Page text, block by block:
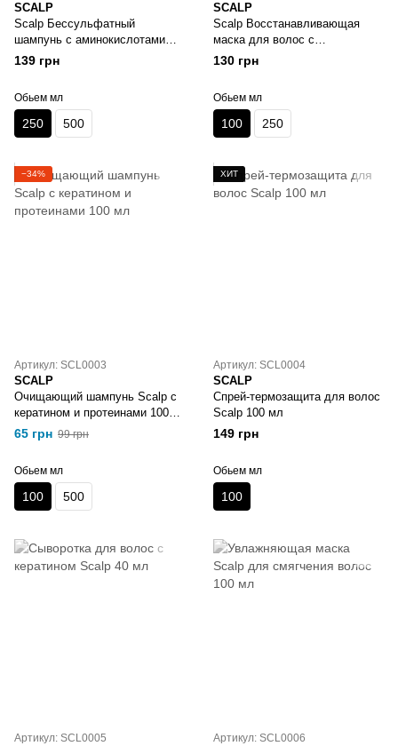
SCALP
Scalp Бессульфатный
шампунь с аминокислотами
250 мл
139 грн
Обьем мл
250 500
SCALP
Scalp Восстанавливающая
маска для волос с
церамидами и пептидами 100
130 грн
Обьем мл
100 250
−34%
Артикул: SCL0003
SCALP
Очищающий шампунь Scalp с
кератином и протеинами 100
мл
65 грн 99 грн
Обьем мл
100 500
ХИТ
Артикул: SCL0004
SCALP
Спрей-термозащита для волос
Scalp 100 мл
149 грн
Обьем мл
100
Артикул: SCL0005 Артикул: SCL0006